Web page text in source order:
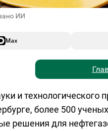
ИИ
Max
и технологического
более 500
решения для